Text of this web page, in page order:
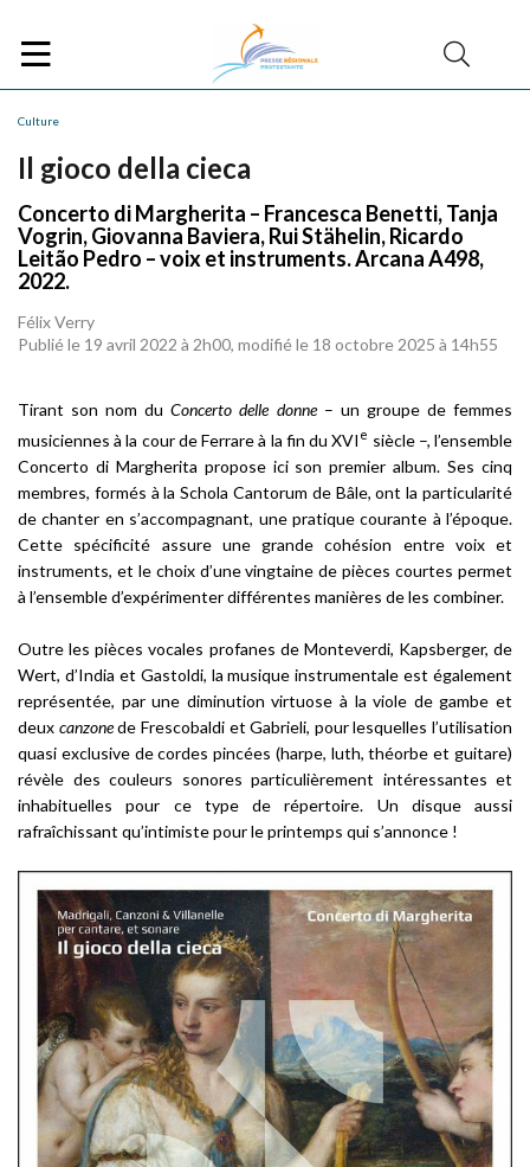
Culture
Il gioco della cieca
Concerto di Margherita – Francesca Benetti, Tanja
Vogrin, Giovanna Baviera, Rui Stähelin, Ricardo
Leitão Pedro – voix et instruments. Arcana A498,
2022.
Félix Verry
Publié le 19 avril 2022 à 2h00, modifié le 18 octobre 2025 à 14h55
Tirant son nom duConcerto delle donne– un groupe de femmes
musiciennes à la cour de Ferrare à la fin du XVI e siècle –, l’ensemble
Concerto di Margherita propose ici son premier album. Ses cinq
membres, formés à la Schola Cantorum de Bâle, ont la particularité
de chanter en s’accompagnant, une pratique courante à l’époque.
Cette spécificité assure une grande cohésion entre voix et
instruments, et le choix d’une vingtaine de pièces courtes permet
à l’ensemble d’expérimenter différentes manières de les combiner.
Outre les pièces vocales profanes de Monteverdi, Kapsberger, de
Wert, d’India et Gastoldi, la musique instrumentale est également
représentée, par une diminution virtuose à la viole de gambe et
deux canzonede Frescobaldi et Gabrieli, pour lesquelles l’utilisation
quasi exclusive de cordes pincées (harpe, luth, théorbe et guitare)
révèle des couleurs sonores particulièrement intéressantes et
inhabituelles pour ce type de répertoire. Un disque aussi
rafraîchissant qu’intimiste pour le printemps qui s’annonce !